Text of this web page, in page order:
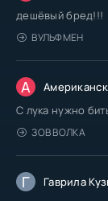
дешёвый бред!!!
ВУЛЬФМЕН
А
С лука нужно
ЗОВ ВОЛКА
Г Гаврила